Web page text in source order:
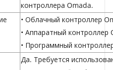
контроллера Omada.
• Облачный контроллер
• Аппаратный контроллер
• Программный
Да. Требуется